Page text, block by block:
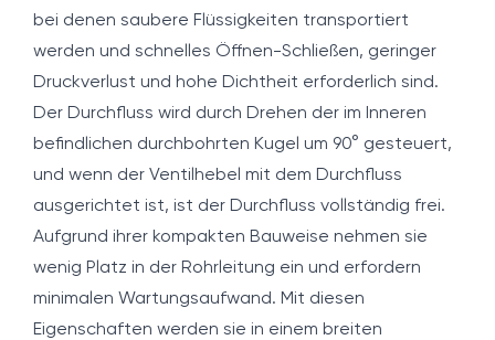
bei denen saubere Flüssigkeiten transportiert
werden und schnelles Öffnen-Schließen, geringer
Druckverlust und hohe Dichtheit erforderlich sind.
Der Durchfluss wird durch Drehen der im Inneren
befindlichen durchbohrten Kugel um 90° gesteuert,
und wenn der Ventilhebel mit dem Durchfluss
ausgerichtet ist, ist der Durchfluss vollständig frei.
Aufgrund ihrer kompakten Bauweise nehmen sie
wenig Platz in der Rohrleitung ein und erfordern
minimalen Wartungsaufwand. Mit diesen
Eigenschaften werden sie in einem breiten